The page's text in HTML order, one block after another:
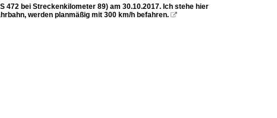
472 bei Streckenkilometer 89) am 30.10.2017. Ich stehe hier
werden planmäßig mit 300 km/h befahren. 